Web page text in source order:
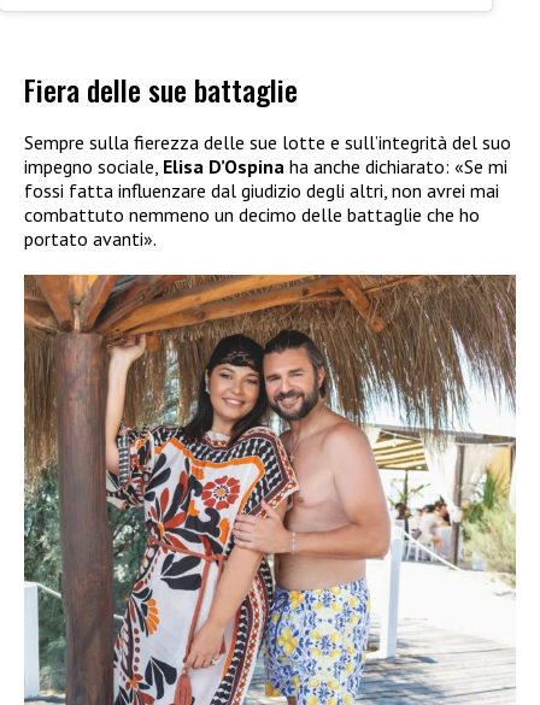
Fiera delle sue battaglie
Sempre sulla fierezza delle sue lotte e sull’integrità del suo
impegno sociale, Elisa D’Ospina ha anche dichiarato: «Se mi
fossi fatta influenzare dal giudizio degli altri, non avrei mai
combattuto nemmeno un decimo delle battaglie che ho
portato avanti».